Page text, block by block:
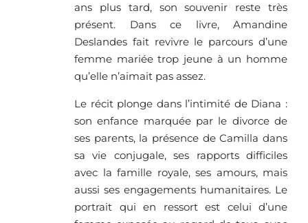
ans plus tard, son souvenir reste très
présent. Dans ce livre, Amandine
Deslandes fait revivre le parcours d’une
femme mariée trop jeune à un homme
qu’elle n’aimait pas assez.
Le récit plonge dans l’intimité de Diana :
son enfance marquée par le divorce de
ses parents, la présence de Camilla dans
sa vie conjugale, ses rapports difficiles
avec la famille royale, ses amours, mais
aussi ses engagements humanitaires. Le
portrait qui en ressort est celui d’une